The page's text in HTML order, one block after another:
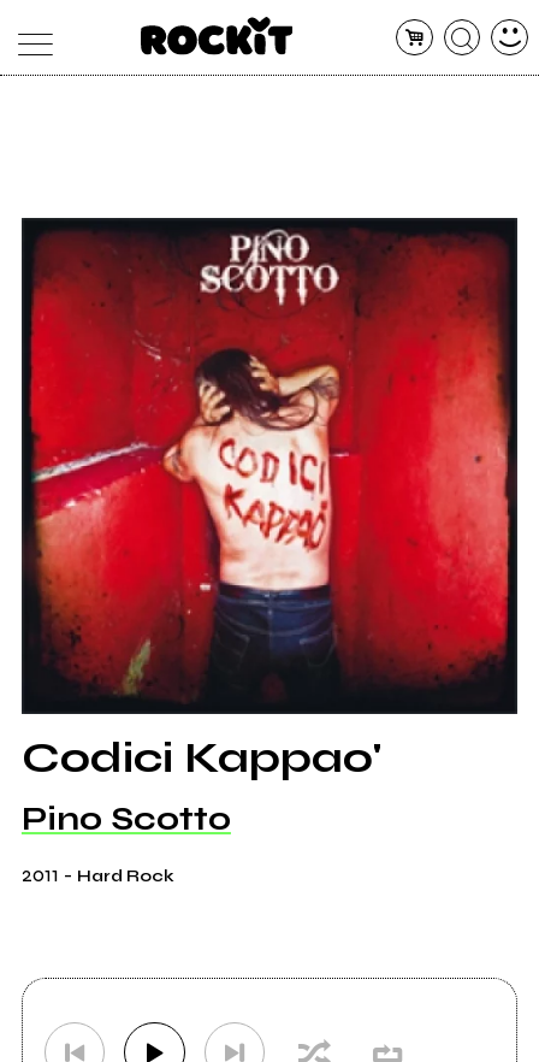
ARTISTI
CONCERTI
SHOP
RADIO
Codici Kappao'
Pino Scotto
2011 - Hard Rock